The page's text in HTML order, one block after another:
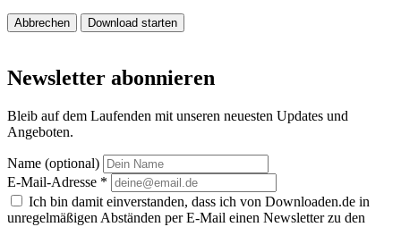
Abbrechen Download starten
Newsletter abonnieren
Bleib auf dem Laufenden mit unseren neuesten Updates und
Angeboten.
Name (optional)
E-Mail-Adresse *
Ich bin damit einverstanden, dass ich von Downloaden.de in
unregelmäßigen Abständen per E-Mail einen Newsletter zu den